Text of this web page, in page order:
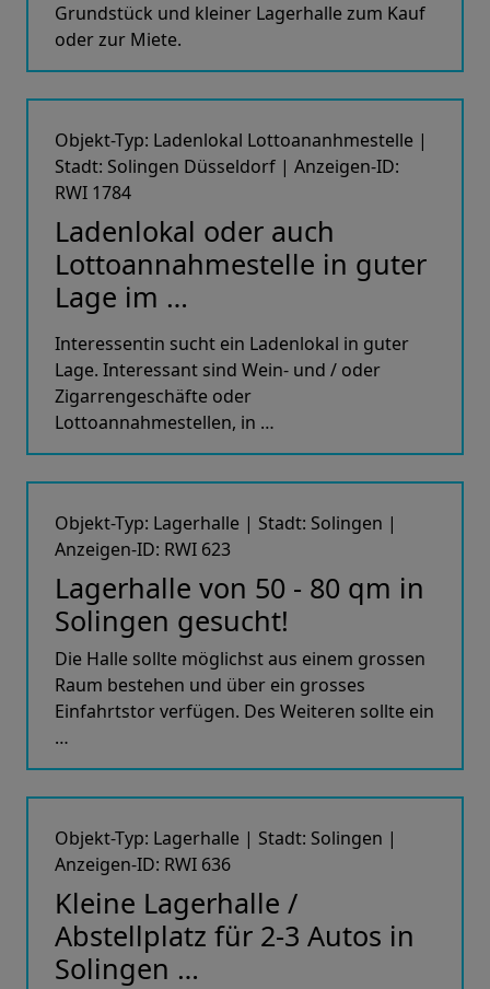
Grundstück und kleiner Lagerhalle zum Kauf
oder zur Miete.
Objekt-Typ: Ladenlokal Lottoananhmestelle |
Stadt: Solingen Düsseldorf | Anzeigen-ID:
RWI 1784
Ladenlokal oder auch
Lottoannahmestelle in guter
Lage im …
Interessentin sucht ein Ladenlokal in guter
Lage. Interessant sind Wein- und / oder
Zigarrengeschäfte oder
Lottoannahmestellen, in …
Objekt-Typ: Lagerhalle | Stadt: Solingen |
Anzeigen-ID: RWI 623
Lagerhalle von 50 - 80 qm in
Solingen gesucht!
Die Halle sollte möglichst aus einem grossen
Raum bestehen und über ein grosses
Einfahrtstor verfügen. Des Weiteren sollte ein
…
Objekt-Typ: Lagerhalle | Stadt: Solingen |
Anzeigen-ID: RWI 636
Kleine Lagerhalle /
Abstellplatz für 2-3 Autos in
Solingen …